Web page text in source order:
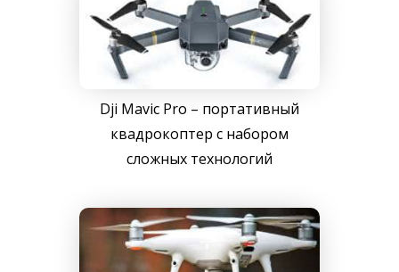
Dji Mavic Pro – портативный
квадрокоптер с набором
сложных технологий